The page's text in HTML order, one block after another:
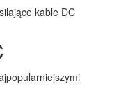
kable DC